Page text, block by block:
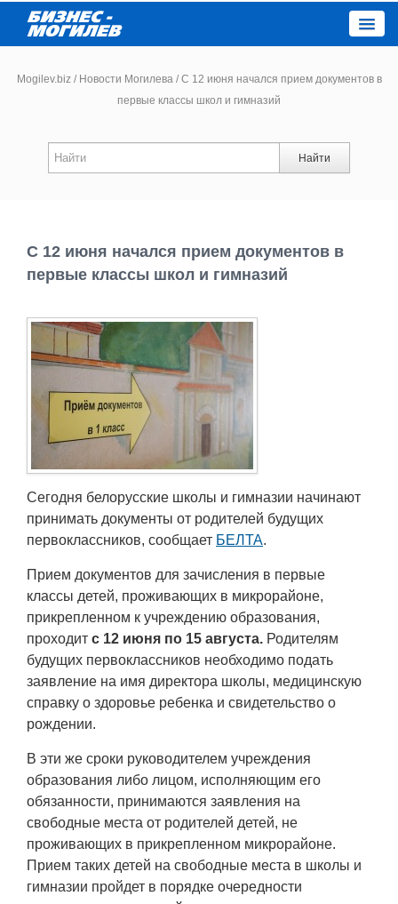
Новости
Работа
Афиша
Объявления
Транспорт
Курсы валют
Еще
Mogilev.biz / Новости Могилева /С 12 июня начался прием документов в
первые классы школ и гимназий
Найти
С 12 июня начался прием документов в
первые классы школ и гимназий
Сегодня белорусские школы и гимназии начинают
принимать документы от родителей будущих
первоклассников, сообщает БЕЛТА.
Прием документов для зачисления в первые
классы детей, проживающих в микрорайоне,
прикрепленном к учреждению образования,
проходит с 12 июня по 15 августа. Родителям
будущих первоклассников необходимо подать
заявление на имя директора школы, медицинскую
справку о здоровье ребенка и свидетельство о
рождении.
В эти же сроки руководителем учреждения
образования либо лицом, исполняющим его
обязанности, принимаются заявления на
свободные места от родителей детей, не
проживающих в прикрепленном микрорайоне.
Прием таких детей на свободные места в школы и
гимназии пройдет в порядке очередности